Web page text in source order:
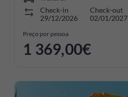
Check-in
29/12/2026
Check-out
02/01/2027
Preço por pessoa
1 369,00€